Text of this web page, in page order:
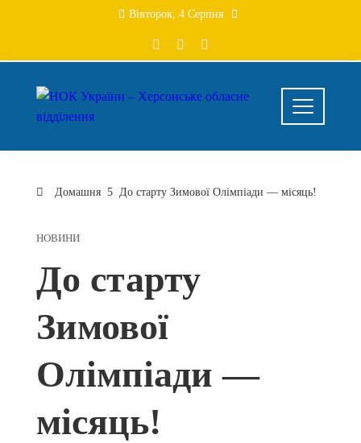
Вівторок, 4 Серпня
Домашня До старту Зимової Олімпіади — місяць!
НОВИНИ
До старту
Зимової
Олімпіади —
місяць!